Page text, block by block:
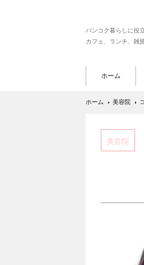
バンコク暮らしに役
カフェ、ランチ、雑
ホーム
ホーム 美容院
美容院